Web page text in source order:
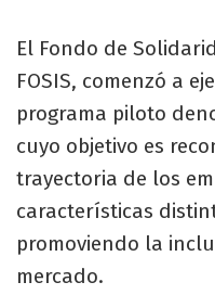
El Fondo de
FOSIS, comenzó a
programa piloto
cuyo objetivo es
trayectoria de los
características
promoviendo la
mercado.